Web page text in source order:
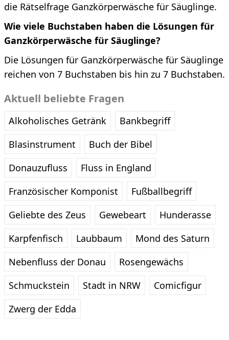
die Rätselfrage Ganzkörperwäsche für Säuglinge.
Wie viele Buchstaben haben die Lösungen für
Ganzkörperwäsche für Säuglinge?
Die Lösungen für Ganzkörperwäsche für Säuglinge
reichen von 7 Buchstaben bis hin zu 7 Buchstaben.
Aktuell beliebte Fragen
Alkoholisches Getränk
Bankbegriff
Blasinstrument
Buch der Bibel
Donauzufluss
Fluss in England
Französischer Komponist
Fußballbegriff
Geliebte des Zeus
Gewebeart
Hunderasse
Karpfenfisch
Laubbaum
Mond des Saturn
Nebenfluss der Donau
Rosengewächs
Schmuckstein
Stadt in NRW
Comicfigur
Zwerg der Edda